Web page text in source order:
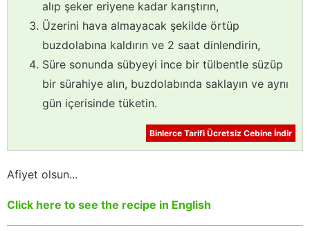
alıp şeker eriyene kadar karıştırın,
Üzerini hava almayacak şekilde örtüp
buzdolabına kaldırın ve 2 saat dinlendirin,
Süre sonunda sübyeyi ince bir tülbentle süzüp
bir sürahiye alın, buzdolabında saklayın ve aynı
gün içerisinde tüketin.
Binlerce Tarifi Ücretsiz Cebine İndir
Afiyet olsun...
Click here to see the recipe in English